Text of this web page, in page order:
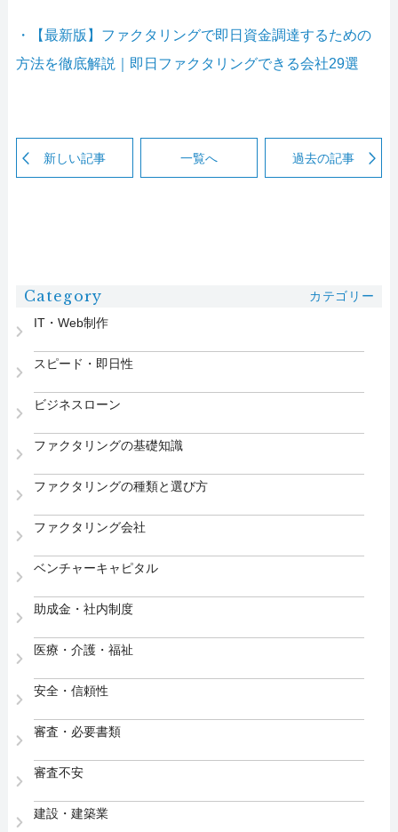
・【最新版】ファクタリングで即日資金調達するための
方法を徹底解説｜即日ファクタリングできる会社29選
新しい記事 一覧へ 過去の記事
Category
カテゴリー
IT・Web制作
スピード・即日性
ビジネスローン
ファクタリングの基礎知識
ファクタリングの種類と選び方
ファクタリング会社
ベンチャーキャピタル
助成金・社内制度
医療・介護・福祉
安全・信頼性
審査・必要書類
審査不安
建設・建築業